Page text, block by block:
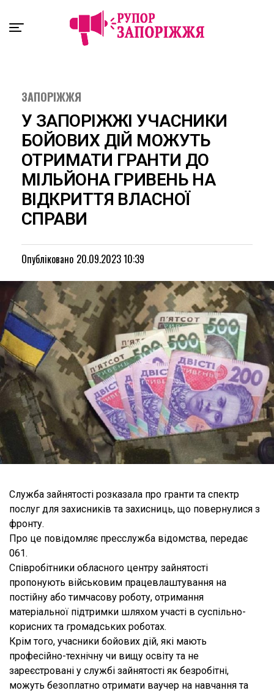
ЗАПОРІЖЖЯ
У ЗАПОРІЖЖІ УЧАСНИКИ
БОЙОВИХ ДІЙ МОЖУТЬ
ОТРИМАТИ ГРАНТИ ДО
МІЛЬЙОНА ГРИВЕНЬ НА
ВІДКРИТТЯ ВЛАСНОЇ
СПРАВИ
Опубліковано 20.09.2023 10:39
Служба зайнятості розказала про гранти та спектр
послуг для захисників та захисниць, що повернулися з
фронту.
Про це повідомляє пресслужба відомства, передає
061.
Співробітники обласного центру зайнятості
пропонують військовим працевлаштування на
постійну або тимчасову роботу, отримання
матеріальної підтримки шляхом участі в суспільно-
корисних та громадських роботах.
Крім того, учасники бойових дій, які мають
професійно-технічну чи вищу освіту та не
зареєстровані у службі зайнятості як безробітні,
можуть безоплатно отримати ваучер на навчання та
Exit mobile version